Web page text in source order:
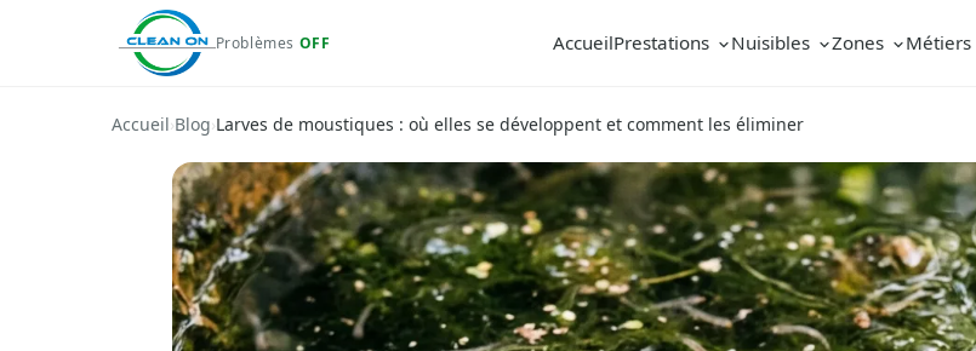
Problèmes OFF AccueilPrestations Nuisibles Zones Métiers
Accueil›Blog›Larves de moustiques : où elles se développent et comment les éliminer